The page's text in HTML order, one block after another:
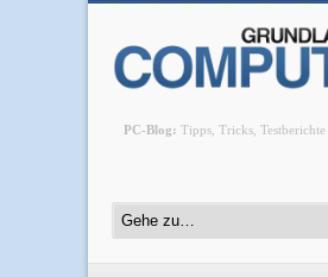
PC-Blog: Tipps, Tricks,